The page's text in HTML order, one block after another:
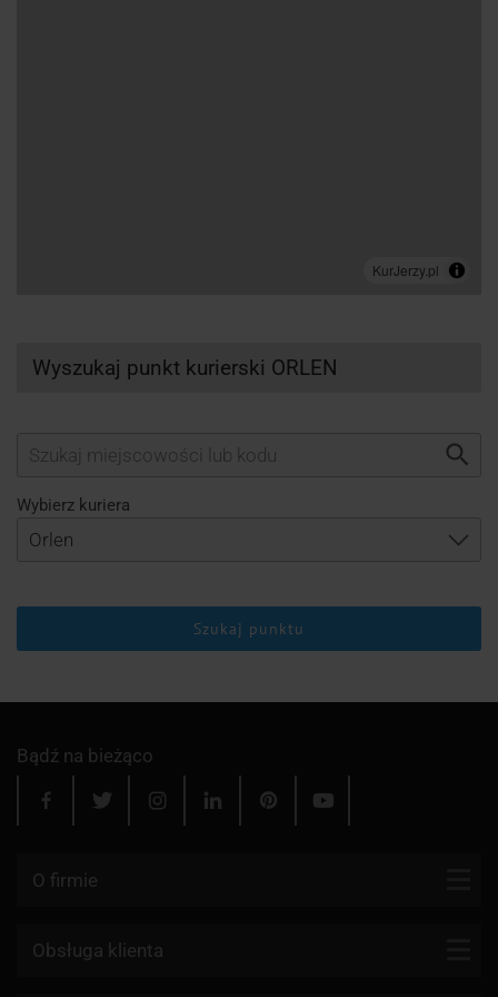
Wyszukaj punkt kurierski ORLEN
Wybierz kuriera
Szukaj punktu
Bądź na bieżąco
O firmie
Kontakt
Obsługa klienta